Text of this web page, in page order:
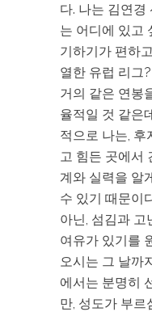
다. 나는 김연경
는 어디에 있고
기하기가 편하
열한 유럽 리그
거의 같은 연봉
율적일 것 같은
적으로 나는, 후
고 힘든 곳에서
계와 실력을 알
수 있기 때문이
아닌, 섬김과 고
여유가 있기를
오시는 그 날까
에서는 분명히
만, 성도가 부르